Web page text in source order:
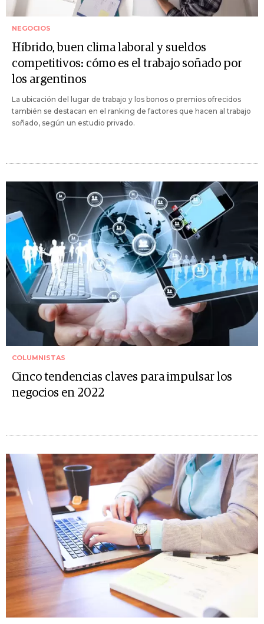
NEGOCIOS
Híbrido, buen clima laboral y sueldos
competitivos: cómo es el trabajo soñado por
los argentinos
La ubicación del lugar de trabajo y los bonos o premios ofrecidos
también se destacan en el ranking de factores que hacen al trabajo
soñado, según un estudio privado.
COLUMNISTAS
Cinco tendencias claves para impulsar los
negocios en 2022